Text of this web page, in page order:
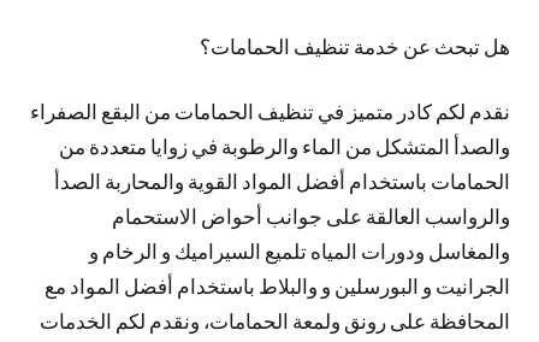
هل تبحث عن خدمة تنظيف الحمامات؟
نقدم لكم كادر متميز في تنظيف الحمامات من البقع الصفراء
والصدأ المتشكل من الماء والرطوبة في زوايا متعددة من
الحمامات باستخدام أفضل المواد القوية والمحاربة الصدأ
والرواسب العالقة على جوانب أحواض الاستحمام
والمغاسل ودورات المياه تلميع السيراميك و الرخام و
الجرانيت و البورسلين و والبلاط باستخدام أفضل المواد مع
المحافظة على رونق ولمعة الحمامات، ونقدم لكم الخدمات